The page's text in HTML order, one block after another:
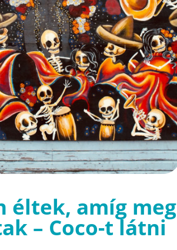
éltek, amíg meg
– Coco-t látni